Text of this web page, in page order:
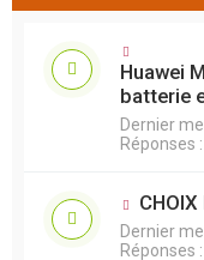
Huawei
batterie
Dernier
Réponses :
CHOIX
Dernier
Réponses :